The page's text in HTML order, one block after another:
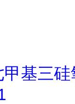
基三硅